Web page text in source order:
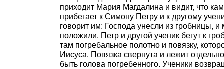
приходит Мария Магдалина и видит, что
прибегает к Симону Петру и к другому
говорит им: Господа унесли из гробницы,
положили. Петр и другой ученик бегут к
там погребальное полотно и повязку,
Иисуса. Повязка свернута и лежит
быть голова погребенного. Ученики